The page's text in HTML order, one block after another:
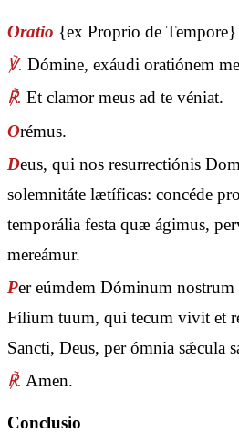
Oratio {ex Proprio de Tempore}
℣. Dómine, exáudi oratiónem
℟. Et clamor meus ad te véniat.
Orémus.
Deus, qui nos resurrectiónis
solemnitáte lætíficas: concéde
temporália festa quæ ágimus,
mereámur.
Per eúmdem Dóminum nostrum
Fílium tuum, qui tecum vivit et
Sancti, Deus, per ómnia sǽcula
℟. Amen.
Conclusio